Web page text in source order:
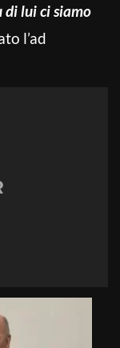
di lui ci siamo
l’ad